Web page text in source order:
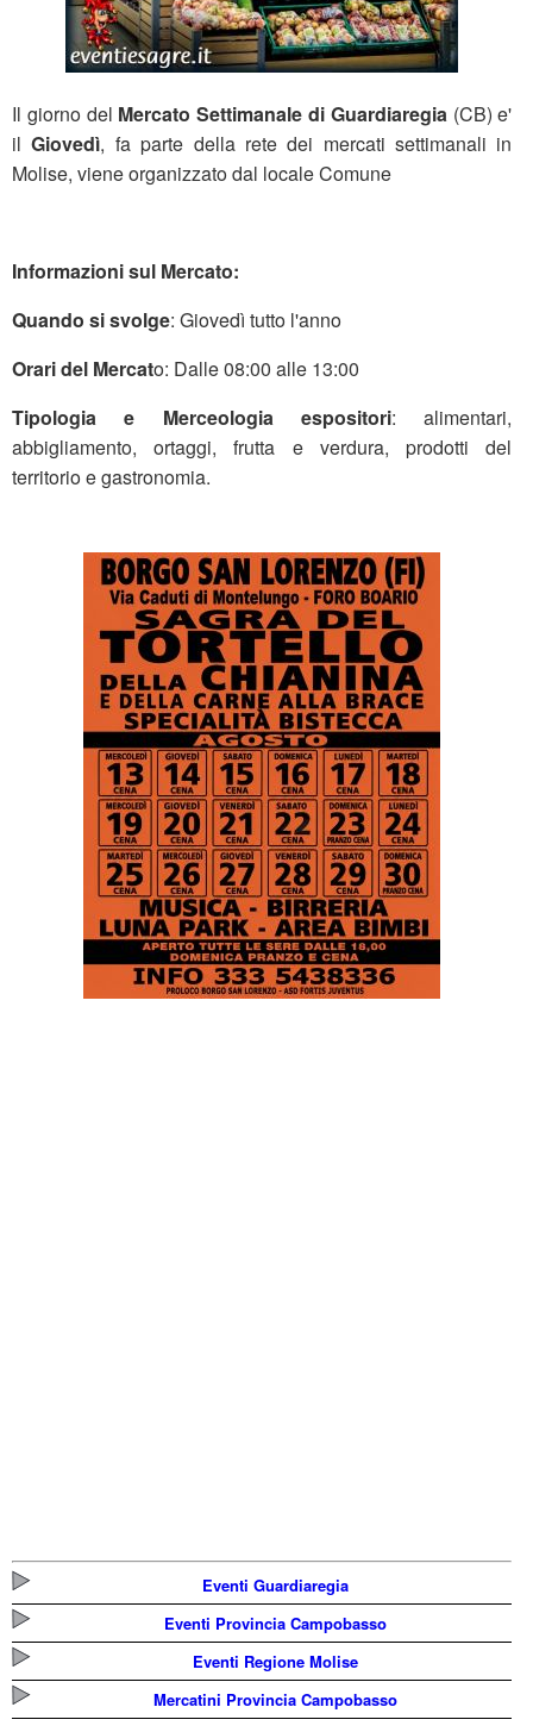
Il giorno del Mercato Settimanale di Guardiaregia (CB) e'
ilGiovedì, fa parte della rete dei mercati settimanali in
Molise, viene organizzato dal locale Comune
Informazioni sul Mercato:
Quando si svolge: Giovedì tutto l'anno
Orari del Mercato: Dalle 08:00 alle 13:00
Tipologia e Merceologia espositori: alimentari,
abbigliamento, ortaggi, frutta e verdura, prodotti del
territorio e gastronomia.
Eventi Guardiaregia
Eventi Provincia Campobasso
Eventi Regione Molise
Mercatini Provincia Campobasso